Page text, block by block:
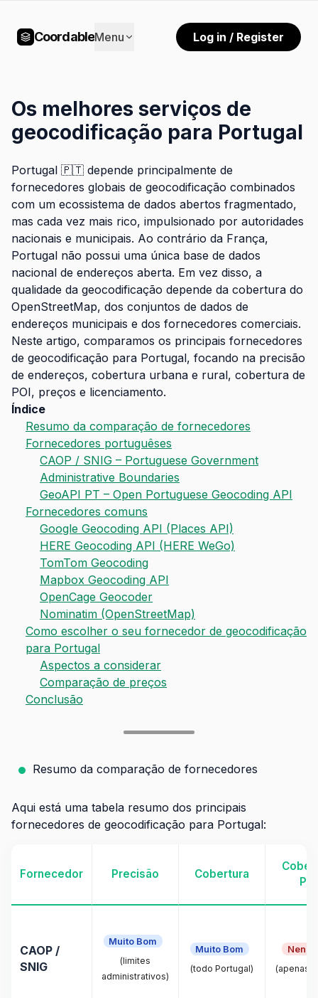
CoordableMenu Log in / Register
Os melhores serviços de
geocodificação para Portugal
Portugal 🇵🇹 depende principalmente de
fornecedores globais de geocodificação combinados
com um ecossistema de dados abertos fragmentado,
mas cada vez mais rico, impulsionado por autoridades
nacionais e municipais. Ao contrário da França,
Portugal não possui uma única base de dados
nacional de endereços aberta. Em vez disso, a
qualidade da geocodificação depende da cobertura do
OpenStreetMap, dos conjuntos de dados de
endereços municipais e dos fornecedores comerciais.
Neste artigo, comparamos os principais fornecedores
de geocodificação para Portugal, focando na precisão
de endereços, cobertura urbana e rural, cobertura de
POI, preços e licenciamento.
Índice
Resumo da comparação de fornecedores
Fornecedores portuguêses
CAOP / SNIG – Portuguese Government
Administrative Boundaries
GeoAPI PT – Open Portuguese Geocoding API
Fornecedores comuns
Google Geocoding API (Places API)
HERE Geocoding API (HERE WeGo)
TomTom Geocoding
Mapbox Geocoding API
OpenCage Geocoder
Nominatim (OpenStreetMap)
Como escolher o seu fornecedor de geocodificação
para Portugal
Aspectos a considerar
Comparação de preços
Conclusão
Resumo da comparação de fornecedores
Aqui está uma tabela resumo dos principais
fornecedores de geocodificação para Portugal:
Fornecedor Precisão Cobertura
POI
CAOP /
SNIG
Muito Bom
(limites
administrativos)
Muito Bom
(todo Portugal) (apenas